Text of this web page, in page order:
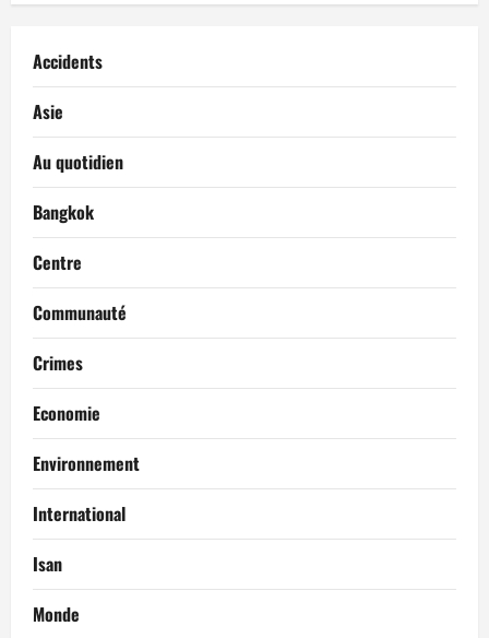
Accidents
Asie
Au quotidien
Bangkok
Centre
Communauté
Crimes
Economie
Environnement
International
Isan
Monde